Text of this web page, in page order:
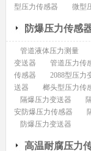
型压力传感器
微型
防爆压力传感
管道液体压力测量
变送器
管道压力传
传感器
2088型压力
送器
榔头型压力传
隔爆压力变送器
安防爆压力传感器
防爆压力变送器
高温耐腐压力